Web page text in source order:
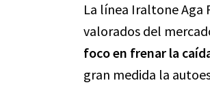
La línea Iraltone Aga
valorados del
foco en frenar la
gran medida la